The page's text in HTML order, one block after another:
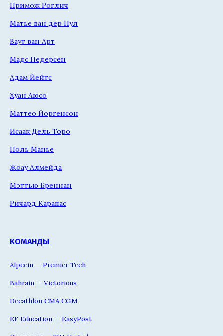
Примож Роглич
Матье ван дер Пул
Ваут ван Арт
Мадс Педерсен
Адам Йейтс
Хуан Аюсо
Маттео Йоргенсон
Исаак Дель Торо
Поль Манье
Жоау Алмейда
Мэттью Бреннан
Ричард Карапас
КОМАНДЫ
Alpecin — Premier Tech
Bahrain — Victorious
Decathlon CMA CGM
EF Education — EasyPost